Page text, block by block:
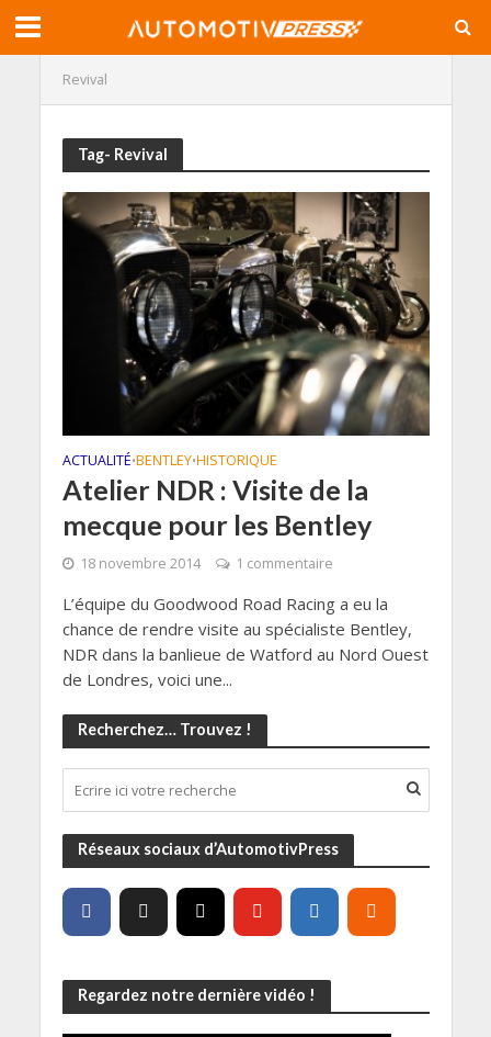
Revival
Tag- Revival
ACTUALITÉ•BENTLEY•HISTORIQUE
Atelier NDR : Visite de la
mecque pour les Bentley
18 novembre 2014 1 commentaire
L’équipe du Goodwood Road Racing a eu la
chance de rendre visite au spécialiste Bentley,
NDR dans la banlieue de Watford au Nord Ouest
de Londres, voici une...
Recherchez… Trouvez !
Réseaux sociaux d’AutomotivPress
Regardez notre dernière vidéo !